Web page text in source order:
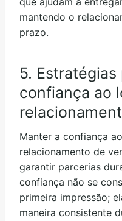
mantendo o
prazo.
5.
confiança ao
Manter a confiança
relacionamento de
garantir parcerias
confiança não se
primeira impressão;
maneira consistente